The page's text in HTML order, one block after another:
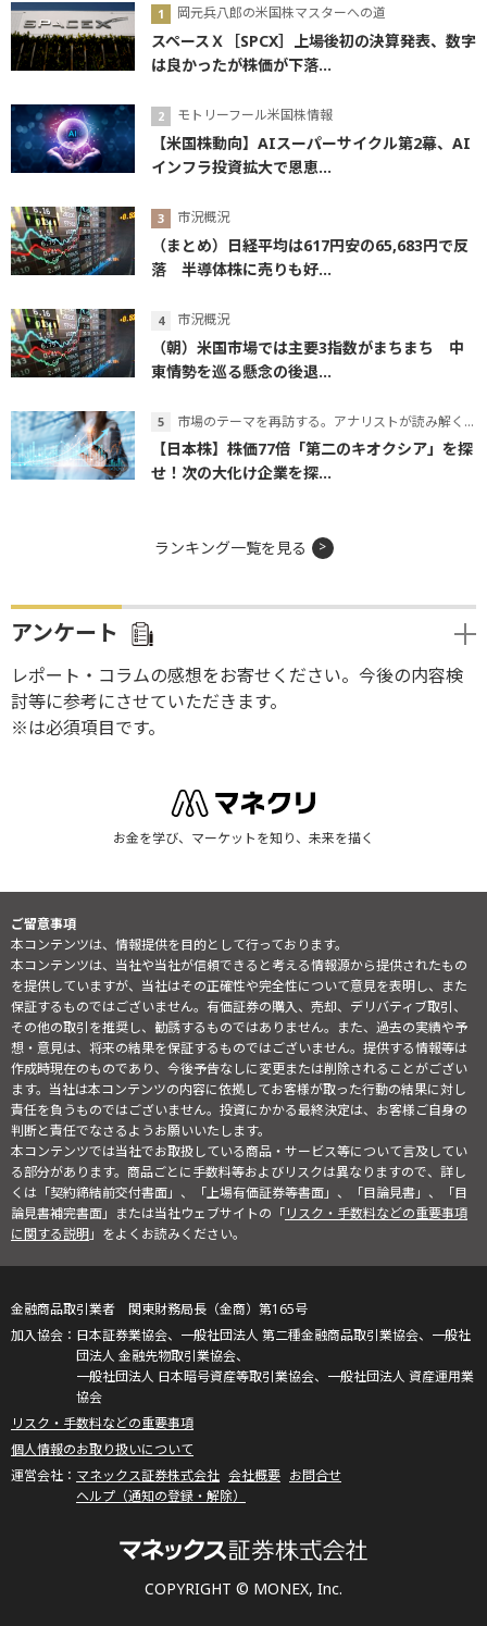
岡元兵八郎の米国株マスターへの道
スペースＸ［SPCX］上場後初の決算発表、数字
は良かったが株価が下落...
モトリーフール米国株情報
【米国株動向】AIスーパーサイクル第2幕、AI
インフラ投資拡大で恩恵...
市況概況
（まとめ）日経平均は617円安の65,683円で反
落 半導体株に売りも好...
市況概況
（朝）米国市場では主要3指数がまちまち 中
東情勢を巡る懸念の後退...
市場のテーマを再訪する。アナリストが読み解くテーマの本質
【日本株】株価77倍「第二のキオクシア」を探
せ！次の大化け企業を探...
ランキング一覧を見る
アンケート
レポート・コラムの感想をお寄せください。今後の内容検
討等に参考にさせていただきます。
※は必須項目です。
お金を学び、マーケットを知り、未来を描く
ご留意事項
本コンテンツは、情報提供を目的として行っております。
本コンテンツは、当社や当社が信頼できると考える情報源から提供されたもの
を提供していますが、当社はその正確性や完全性について意見を表明し、また
保証するものではございません。有価証券の購入、売却、デリバティブ取引、
その他の取引を推奨し、勧誘するものではありません。また、過去の実績や予
想・意見は、将来の結果を保証するものではございません。提供する情報等は
作成時現在のものであり、今後予告なしに変更または削除されることがござい
ます。当社は本コンテンツの内容に依拠してお客様が取った行動の結果に対し
責任を負うものではございません。投資にかかる最終決定は、お客様ご自身の
判断と責任でなさるようお願いいたします。
本コンテンツでは当社でお取扱している商品・サービス等について言及してい
る部分があります。商品ごとに手数料等およびリスクは異なりますので、詳し
くは「契約締結前交付書面」、「上場有価証券等書面」、「目論見書」、「目
論見書補完書面」または当社ウェブサイトの「リスク・手数料などの重要事項
に関する説明」をよくお読みください。
COPYRIGHT © MONEX, Inc.
金融商品取引業者 関東財務局長（金商）第165号
日本証券業協会、一般社団法人 第二種金融商品取引業協会、一般社
団法人 金融先物取引業協会、
一般社団法人 日本暗号資産等取引業協会、一般社団法人 資産運用業
協会
リスク・手数料などの重要事項
個人情報のお取り扱いについて
マネックス証券株式会社 会社概要 お問合せ
ヘルプ（通知の登録・解除）